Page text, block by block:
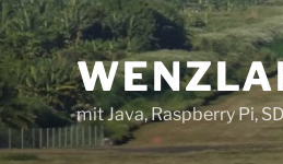
Zum
Inhalt
springen
mit Java, Raspberry Pi,